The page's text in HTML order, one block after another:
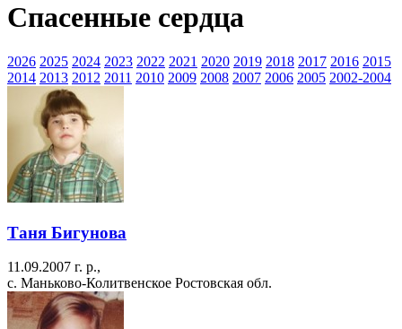
Спасенные сердца
2026 2025 2024 2023 2022 2021 2020 2019 2018 2017 2016 2015
2014 2013 2012 2011 2010 2009 2008 2007 2006 2005 2002-2004
Таня Бигунова
11.09.2007 г. р.,
с. Маньково-Колитвенское Ростовская обл.